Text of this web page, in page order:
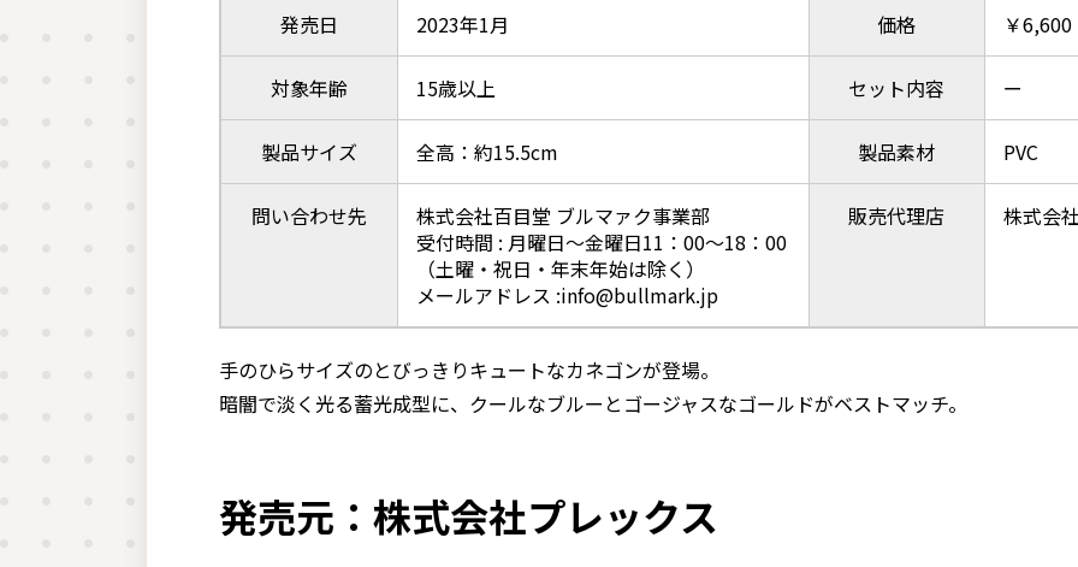
発売日 2023年1月 価格 ￥
対象年齢 15歳以上 セット内容 ー
製品サイズ 全高：約15.5cm 製品素材 PVC
問い合わせ先
株式会社百目堂 ブルマァク事業部
受付時間 : 月曜日～金曜日11：00～18：00
（土曜・祝日・年末年始は除く）
メールアドレス :info@bullmark.jp
販売代理店 株式会
手のひらサイズのとびっきりキュートなカネゴンが登場。
暗闇で淡く光る蓄光成型に、クールなブルーとゴージャスなゴールドがベストマッチ。
発売元：株式会社プレックス